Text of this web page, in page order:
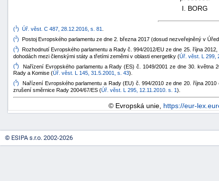
I. BORG
(1) Úř. věst. C 487, 28.12.2016, s. 81
(2) Postoj Evropského parlamentu ze dne 2. března 2017 (dosud nezveřejněný v
(3) Rozhodnutí Evropského parlamentu a Rady č. 994/2012/EU ze dne 25. října
dohodách mezi členskými státy a třetími zeměmi v oblasti energetiky (Úř. věst. L 299,
(4) Nařízení Evropského parlamentu a Rady (ES) č. 1049/2001 ze dne 30. května
Rady a Komise (Úř. věst. L 145, 31.5.2001, s. 43).
(5) Nařízení Evropského parlamentu a Rady (EU) č. 994/2010 ze dne 20. října
zrušení směrnice Rady 2004/67/ES (Úř. věst. L 295, 12.11.2010. s. 1).
© Evropská unie, https://eur-
© ESIPA s.r.o. 2002-2026